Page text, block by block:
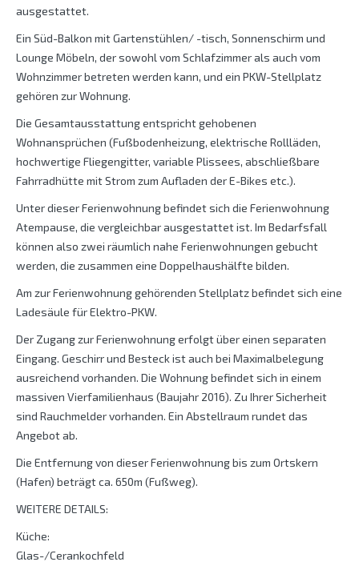
ausgestattet.
Ein Süd-Balkon mit Gartenstühlen/ -tisch, Sonnenschirm und
Lounge Möbeln, der sowohl vom Schlafzimmer als auch vom
Wohnzimmer betreten werden kann, und ein PKW-Stellplatz
gehören zur Wohnung.
Die Gesamtausstattung entspricht gehobenen
Wohnansprüchen (Fußbodenheizung, elektrische Rollläden,
hochwertige Fliegengitter, variable Plissees, abschließbare
Fahrradhütte mit Strom zum Aufladen der E-Bikes etc.).
Unter dieser Ferienwohnung befindet sich die Ferienwohnung
Atempause, die vergleichbar ausgestattet ist. Im Bedarfsfall
können also zwei räumlich nahe Ferienwohnungen gebucht
werden, die zusammen eine Doppelhaushälfte bilden.
Am zur Ferienwohnung gehörenden Stellplatz befindet sich eine
Ladesäule für Elektro-PKW.
Der Zugang zur Ferienwohnung erfolgt über einen separaten
Eingang. Geschirr und Besteck ist auch bei Maximalbelegung
ausreichend vorhanden. Die Wohnung befindet sich in einem
massiven Vierfamilienhaus (Baujahr 2016). Zu Ihrer Sicherheit
sind Rauchmelder vorhanden. Ein Abstellraum rundet das
Angebot ab.
Die Entfernung von dieser Ferienwohnung bis zum Ortskern
(Hafen) beträgt ca. 650m (Fußweg).
WEITERE DETAILS:
Küche:
Glas-/Cerankochfeld